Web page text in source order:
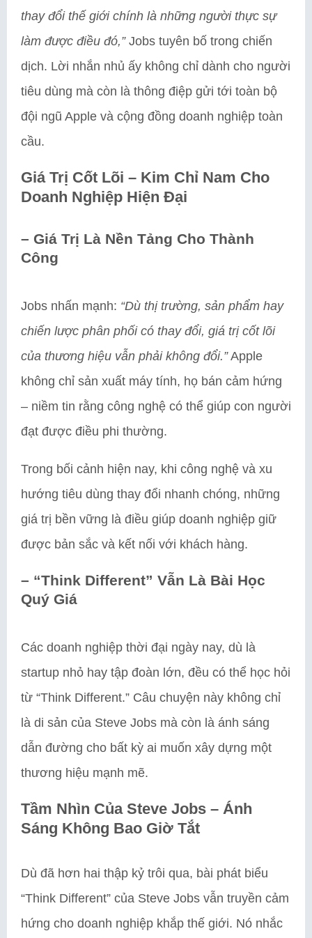
thay đổi thế giới chính là những người thực sự
làm được điều đó,”Jobs tuyên bố trong chiến
dịch. Lời nhắn nhủ ấy không chỉ dành cho người
tiêu dùng mà còn là thông điệp gửi tới toàn bộ
đội ngũ Apple và cộng đồng doanh nghiệp toàn
cầu.
Giá Trị Cốt Lõi – Kim Chỉ Nam Cho
Doanh Nghiệp Hiện Đại
– Giá Trị Là Nền Tảng Cho Thành
Công
Jobs nhấn mạnh: “Dù thị trường, sản phẩm hay
chiến lược phân phối có thay đổi, giá trị cốt lõi
của thương hiệu vẫn phải không đổi.”Apple
không chỉ sản xuất máy tính, họ bán cảm hứng
– niềm tin rằng công nghệ có thể giúp con người
đạt được điều phi thường.
Trong bối cảnh hiện nay, khi công nghệ và xu
hướng tiêu dùng thay đổi nhanh chóng, những
giá trị bền vững là điều giúp doanh nghiệp giữ
được bản sắc và kết nối với khách hàng.
– “Think Different” Vẫn Là Bài Học
Quý Giá
Các doanh nghiệp thời đại ngày nay, dù là
startup nhỏ hay tập đoàn lớn, đều có thể học hỏi
từ “Think Different.” Câu chuyện này không chỉ
là di sản của Steve Jobs mà còn là ánh sáng
dẫn đường cho bất kỳ ai muốn xây dựng một
thương hiệu mạnh mẽ.
Tầm Nhìn Của Steve Jobs – Ánh
Sáng Không Bao Giờ Tắt
Dù đã hơn hai thập kỷ trôi qua, bài phát biểu
“Think Different” của Steve Jobs vẫn truyền cảm
hứng cho doanh nghiệp khắp thế giới. Nó nhắc